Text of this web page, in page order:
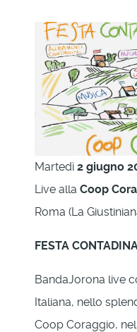
Martedì 2 giugno
Live alla Coop
Roma (La
FESTA
BandaJorona live
Italiana, nello
Coop Coraggio,